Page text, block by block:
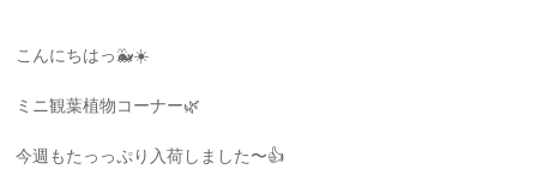
こんにちはっ🐳☀️
ミニ観葉植物コーナー🌿
今週もたっっぷり入荷しました〜👍